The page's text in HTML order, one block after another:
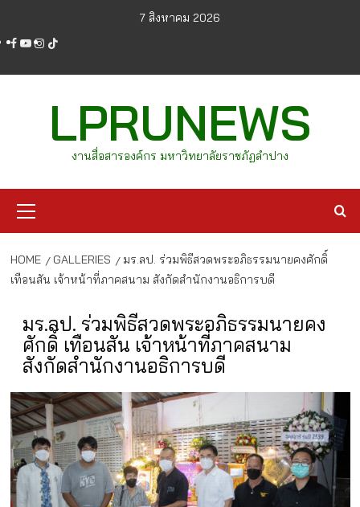
content
7 สิงหาคม 2026
facebook
youtube
instagram
tiktok
LPRUNEWS
งานสื่อสารองค์กร มหาวิทยาลัยราชภัฏลำปาง
Menu
HOME GALLERIES
มร.ลป. ร่วมพิธีสวดพระอภิธรรมนายคงศักดิ์
เทือนสัน เจ้าหน้าที่ภาคสนาม สังกัดสำนักงานอธิการบดี
มร.ลป. ร่วมพิธีสวดพระอภิธรรมนายคง
ศักดิ์ เทือนสัน เจ้าหน้าที่ภาคสนาม
สังกัดสำนักงานอธิการบดี